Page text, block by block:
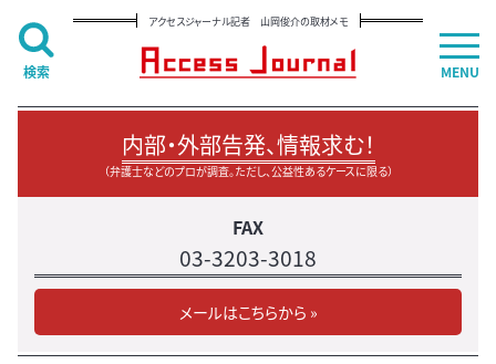
アクセスジャーナル記者 山岡俊介の取材メモ
内部・外部告発、情報求む！
（弁護士などのプロが調査。ただし、公益性あるケースに限る）
FAX
03-3203-3018
メールはこちらから »
MENU
検索